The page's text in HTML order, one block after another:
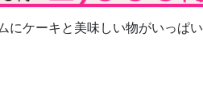
にケーキと美味しい物がいっぱい